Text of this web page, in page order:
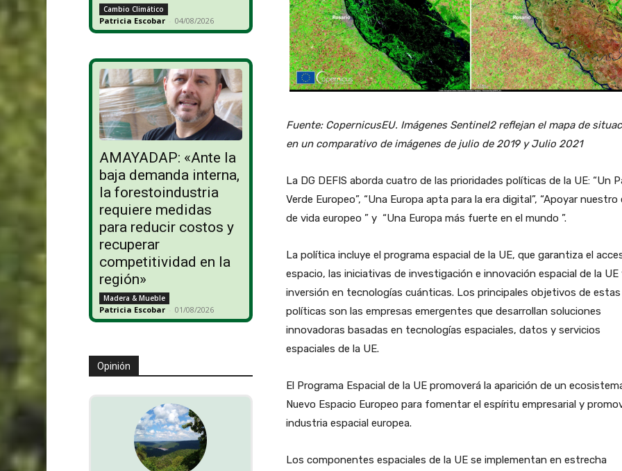
Cambio Climático
Patricia Escobar - 04/08/2026
AMAYADAP: «Ante la
baja demanda interna,
la forestoindustria
requiere medidas
para reducir costos y
recuperar
competitividad en la
región»
Madera & Mueble
Patricia Escobar - 01/08/2026
Opinión
Fuente: CopernicusEU. Imágenes Sentinel2 reflejan el mapa de
en un comparativo de imágenes de julio de 2019 y Julio 2021
La DG DEFIS aborda cuatro de las prioridades políticas de la UE: “Un
Verde Europeo”, “Una Europa apta para la era digital”, “Apoyar
de vida europeo ” y “Una Europa más fuerte en el mundo ”.
La política incluye el programa espacial de la UE, que garantiza el
espacio, las iniciativas de investigación e innovación espacial de la UE
inversión en tecnologías cuánticas. Los principales objetivos de estas
políticas son las empresas emergentes que desarrollan soluciones
innovadoras basadas en tecnologías espaciales, datos y servicios
espaciales de la UE.
El Programa Espacial de la UE promoverá la aparición de un
Nuevo Espacio Europeo para fomentar el espíritu empresarial y
industria espacial europea.
Los componentes espaciales de la UE se implementan en estrecha